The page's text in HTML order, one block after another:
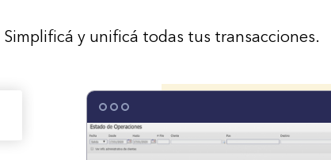
Simplificá y unificá todas tus transacciones.